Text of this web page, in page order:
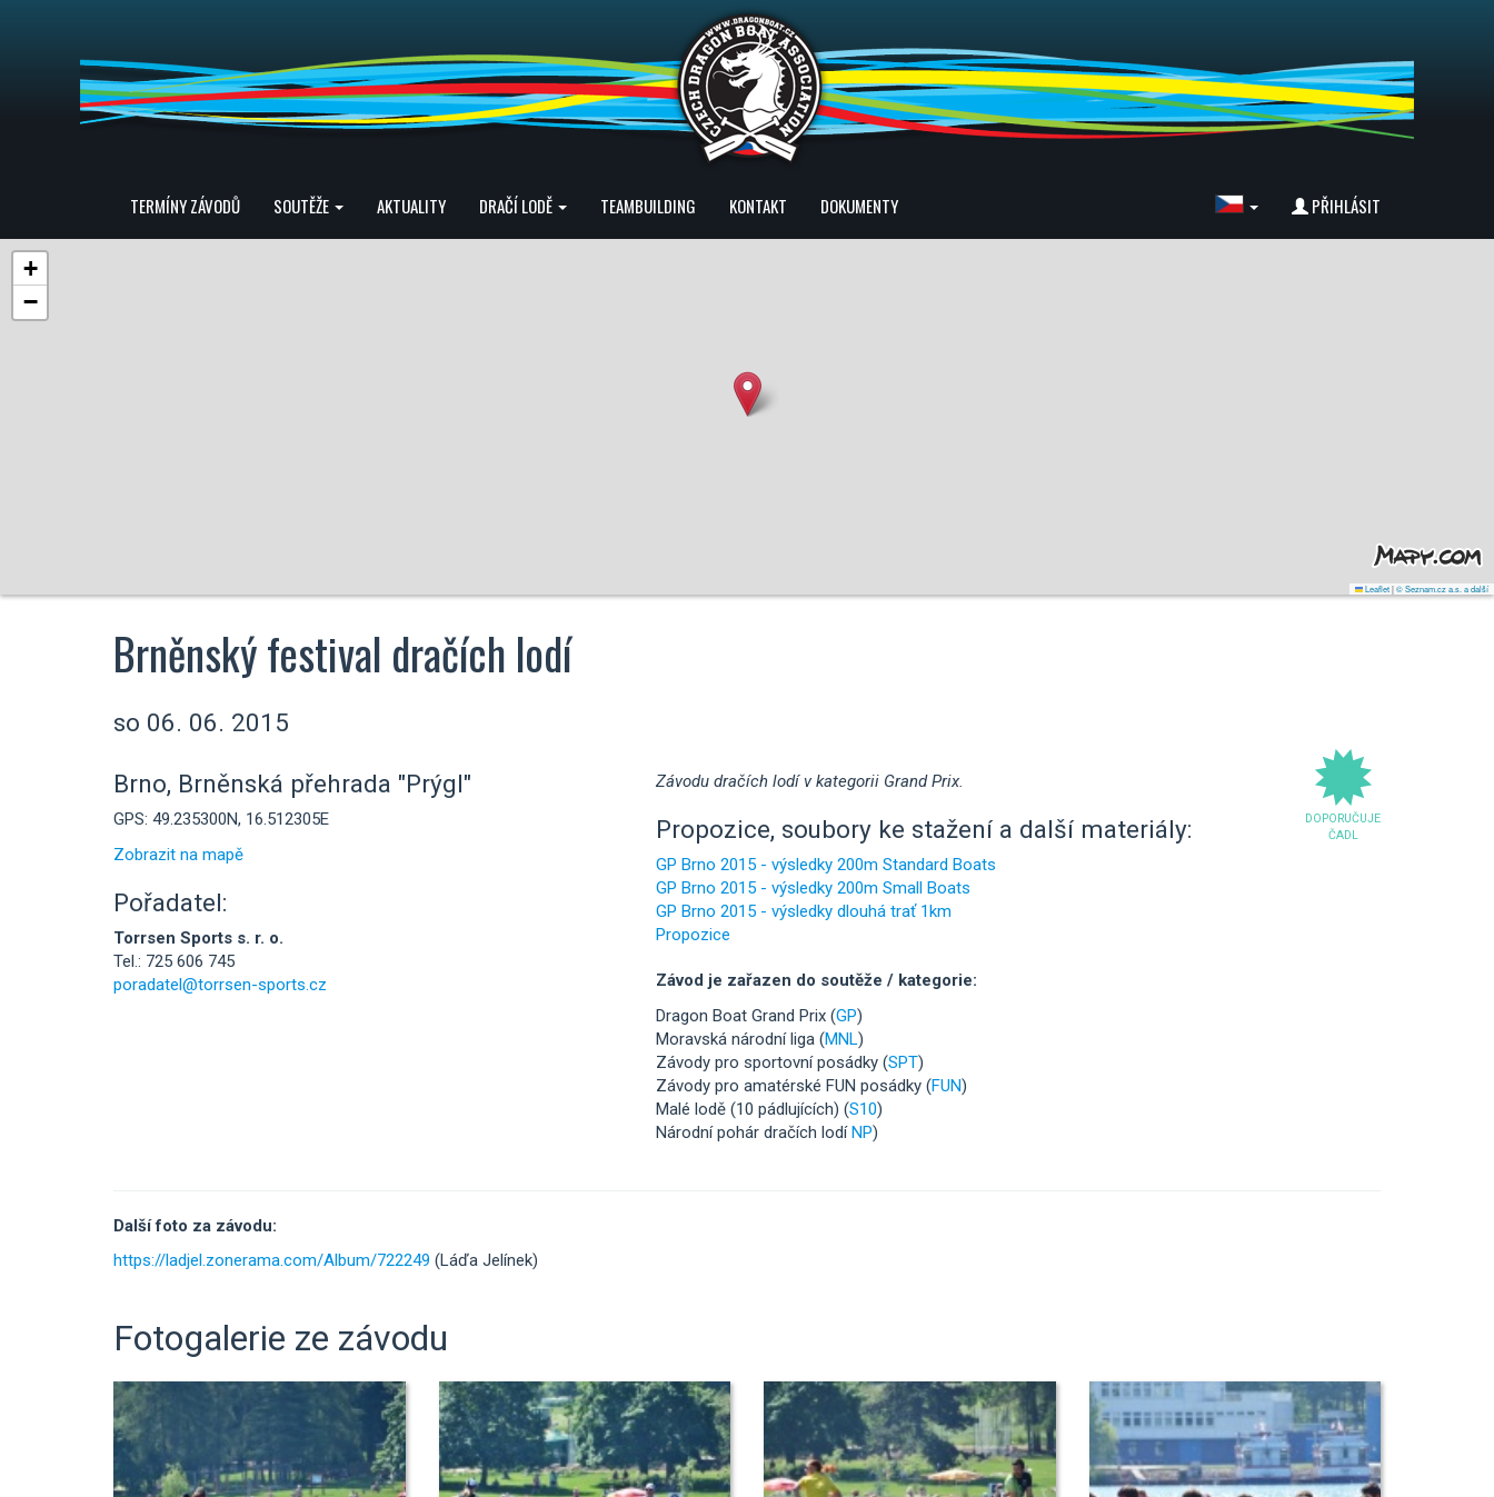
TERMÍNY ZÁVODŮ SOUTĚŽE AKTUALITY DRAČÍ LODĚ TEAMBUILDING KONTAKT DOKUMENTY PŘIHLÁSIT
+
−
Leaflet|© Seznam.cz a.s. a další
Brněnský festival dračích lodí
so 06. 06. 2015
Brno, Brněnská přehrada "Prýgl"
GPS: 49.235300N, 16.512305E
Zobrazit na mapě
Pořadatel:
Torrsen Sports s. r. o.
Tel.: 725 606 745
poradatel@torrsen-sports.cz
DOPORUČUJE
ČADL
Závodu dračích lodí v kategorii Grand Prix.
Propozice, soubory ke stažení a další materiály:
GP Brno 2015 - výsledky 200m Standard Boats
GP Brno 2015 - výsledky 200m Small Boats
GP Brno 2015 - výsledky dlouhá trať 1km
Propozice
Závod je zařazen do soutěže / kategorie:
Dragon Boat Grand Prix (GP)
Moravská národní liga (MNL)
Závody pro sportovní posádky (SPT)
Závody pro amatérské FUN posádky (FUN)
Malé lodě (10 pádlujících) (S10)
Národní pohár dračích lodíNP)
Další foto za závodu:
https://ladjel.zonerama.com/Album/722249 (Láďa Jelínek)
Fotogalerie ze závodu